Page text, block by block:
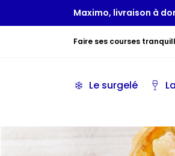
Maximo, livraison à
Faire ses courses
Le surgelé